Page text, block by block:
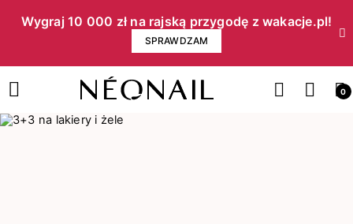
Wygraj 10 000 zł na rajską przygodę z wakacje.pl!​
SPRAWDZAM
0